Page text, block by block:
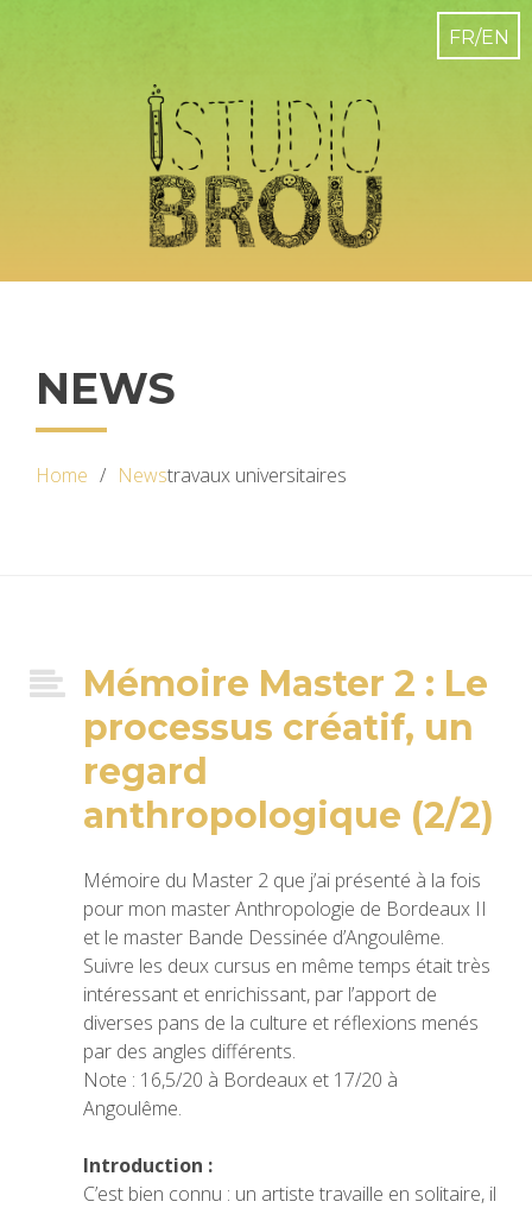
NEWS
Home Newstravaux universitaires
Mémoire Master 2 : Le
processus créatif, un
regard
anthropologique (2/2)
Mémoire du Master 2 que j’ai présenté à la fois
pour mon master Anthropologie de Bordeaux II
et le master Bande Dessinée d’Angoulême.
Suivre les deux cursus en même temps était très
intéressant et enrichissant, par l’apport de
diverses pans de la culture et réflexions menés
par des angles différents.
Note : 16,5/20 à Bordeaux et 17/20 à
Angoulême.
Introduction :
C’est bien connu : un artiste travaille en solitaire, il